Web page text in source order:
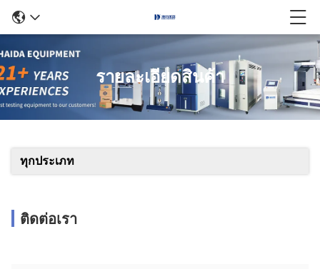
รายละเอียดสินค้า
ทุกประเภท
ติดต่อเรา